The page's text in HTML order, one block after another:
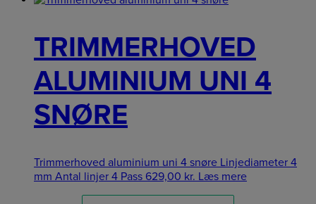
TRIMMERHOVED
ALUMINIUM UNI 4
SNØRE
Trimmerhoved aluminium uni 4 snøre Linjediameter 4
mm Antal linjer 4 Pass 629,00 kr. Læs mere